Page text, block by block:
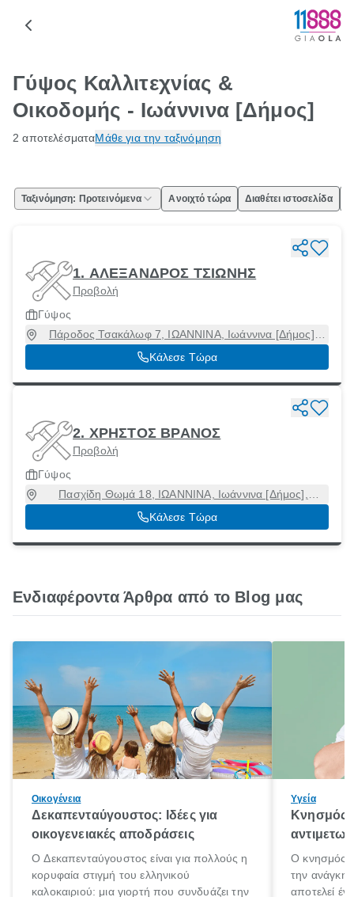
Γύψος Καλλιτεχνίας &
Οικοδομής - Ιωάννινα [Δήμος]
2 αποτελέσματαΜάθε για την ταξινόμηση
Ταξινόμηση: Προτεινόμενα Ανοιχτό τώρα Διαθέτει ιστοσελίδα
1. ΑΛΕΞΑΝΔΡΟΣ ΤΣΙΩΝΗΣ
Προβολή
Γύψος
Πάροδος Τσακάλωφ 7, ΙΩΑΝΝΙΝΑ, Ιωάννινα [Δήμος],
Ιωάννινα, 45333
Κάλεσε Τώρα
2. ΧΡΗΣΤΟΣ ΒΡΑΝΟΣ
Προβολή
Γύψος
Πασχίδη Θωμά 18, ΙΩΑΝΝΙΝΑ, Ιωάννινα [Δήμος],
Ιωάννινα, 45445
Κάλεσε Τώρα
Ενδιαφέροντα Άρθρα από το Blog μας
Οικογένεια
Δεκαπενταύγουστος: Ιδέες για
οικογενειακές αποδράσεις
Ο Δεκαπενταύγουστος είναι για πολλούς η
κορυφαία στιγμή του ελληνικού
καλοκαιριού: μια γιορτή που συνδυάζει την
Υγεία
Κνησμός:
Ο κνησμός
την ανάγκη
αποτελεί